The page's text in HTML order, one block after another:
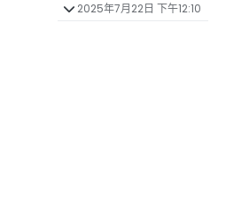
2025年7月22日 下午12:10